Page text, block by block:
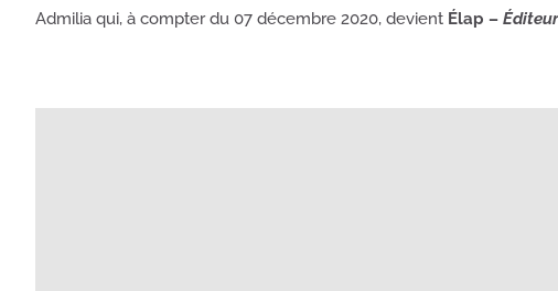
Admilia qui, à compter du 07 décembre 2020, devient Élap –